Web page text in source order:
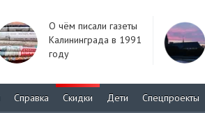
О чём писали газеты
Калининграда в 1991
году
Справка Скидки Дети Спецпроекты